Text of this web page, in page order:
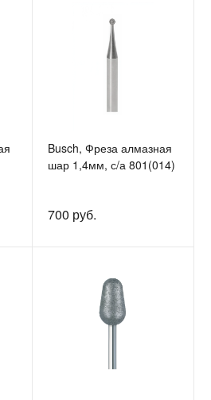
Busch, Фреза алмазная
шар 1,4мм, с/а 801(014)
700 руб.